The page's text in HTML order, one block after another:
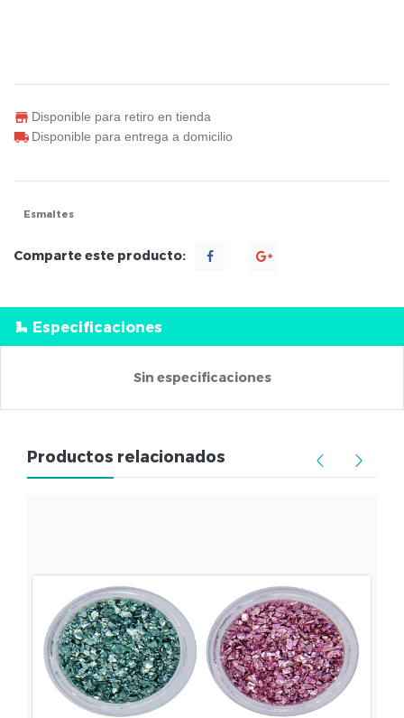
Disponible para retiro en tienda
Disponible para entrega a domicilio
Esmaltes
Comparte este producto:
Especificaciones
Sin especificaciones
Productos relacionados